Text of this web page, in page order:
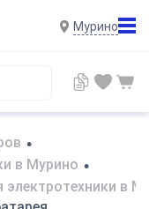
Мурино
•
в Мурино •
в